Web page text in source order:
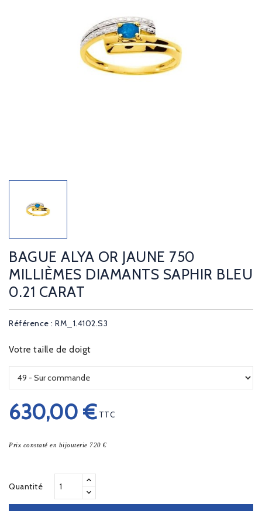
BAGUE ALYA OR JAUNE 750
MILLIÈMES DIAMANTS SAPHIR BLEU
0.21 CARAT
Référence : RM_1.4102.S3
Votre taille de doigt
630,00 € TTC
Prix constaté en bijouterie 720 €
Quantité